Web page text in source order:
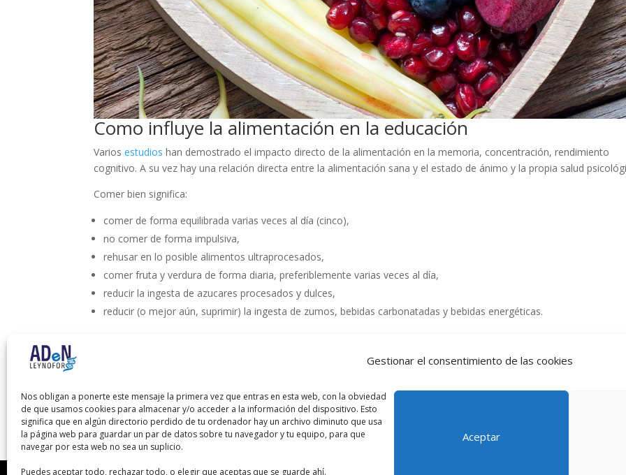
Gestionar el consentimiento de las cookies
Nos obligan a ponerte este mensaje la primera vez que entras en esta web, con la obviedad
de que usamos cookies para almacenar y/o acceder a la información del dispositivo. Esto
significa que en algún directorio perdido de tu ordenador hay un archivo diminuto que usa
la página web para guardar un par de datos sobre tu navegador y tu equipo, para que
navegar por esta web no sea un suplicio.
Puedes aceptar todo, rechazar todo, o elegir que aceptas que se guarde ahí.
Aceptar
Como influye la alimentación en la educación
Variosestudios han demostrado el impacto directo de la alimentación en la memoria, concentración, rendimiento
cognitivo. A su vez hay una relación directa entre la alimentación sana y el estado de ánimo y la propia salud
Comer bien significa:
comer de forma equilibrada varias veces al día (cinco),
no comer de forma impulsiva,
rehusar en lo posible alimentos ultraprocesados,
comer fruta y verdura de forma diaria, preferiblemente varias veces al día,
reducir la ingesta de azucares procesados y dulces,
reducir (o mejor aún, suprimir) la ingesta de zumos, bebidas carbonatadas y bebidas energéticas.
recomendaciones harán que tu mente funcione al 100% para que puedas sacar el máximo partido posible a tus